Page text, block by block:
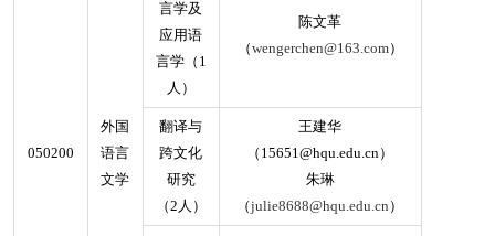
050200
外国
语言
文学
言学及
应用语
言学（1
人）
陈文革
（wengerchen@163.com）
翻译与
跨文化
研究
（2人）
王建华
（15651@hqu.edu.cn）
朱琳
（julie8688@hqu.edu.cn ）